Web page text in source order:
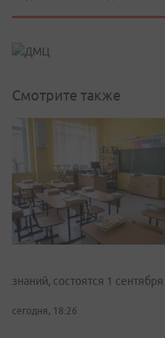
Смотрите также
знаний, состоятся 1
сегодня, 18:26